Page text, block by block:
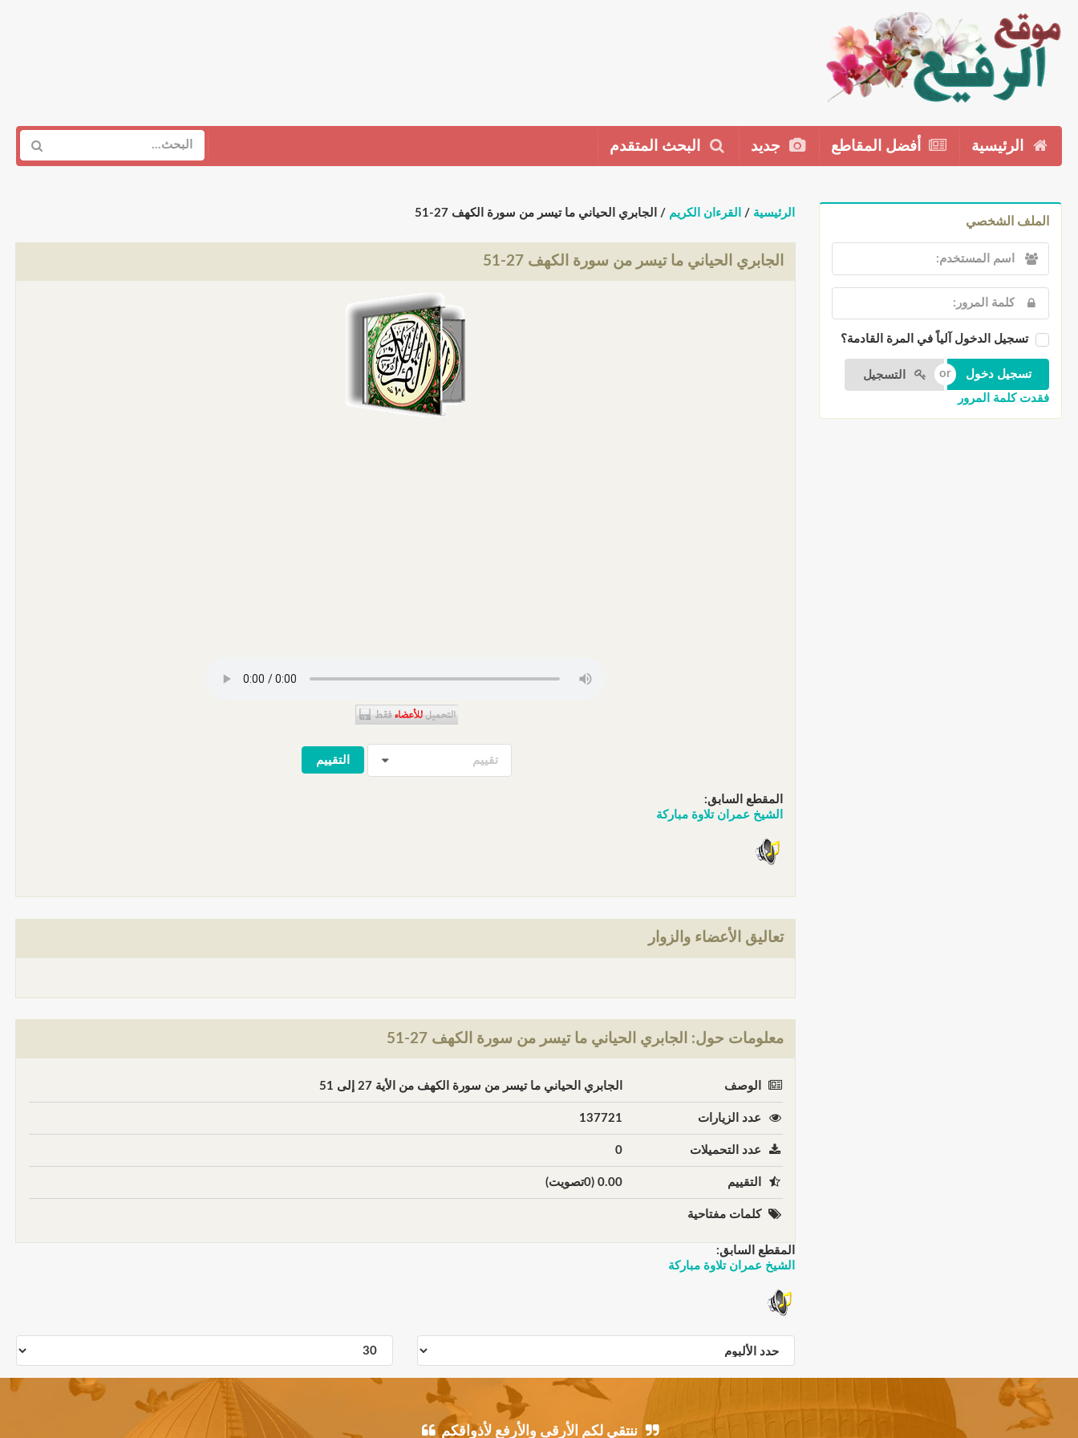
الرئيسية أفضل المقاطع جديد البحث المتقدم
الملف الشخصي
تسجيل الدخول آلياً في المرة القادمة؟
التسجيل
فقدت كلمة المرور
الرئيسية / القرءان الكريم / الجابري الحياني ما تيسر من سورة الكهف 27-51
الجابري الحياني ما تيسر من سورة الكهف 27-51
تقييم
المقطع السابق:
الشيخ عمران تلاوة مباركة
تعاليق الأعضاء والزوار
معلومات حول: الجابري الحياني ما تيسر من سورة الكهف 27-51
الوصف الجابري الحياني ما تيسر من سورة الكهف من الأية 27 إلى 51
عدد الزيارات 137721
عدد التحميلات 0
التقييم 0.00 (0تصويت)
كلمات مفتاحية
المقطع السابق:
الشيخ عمران تلاوة مباركة
ننتقي لكم الأرقى والأرفع لأذواقكم